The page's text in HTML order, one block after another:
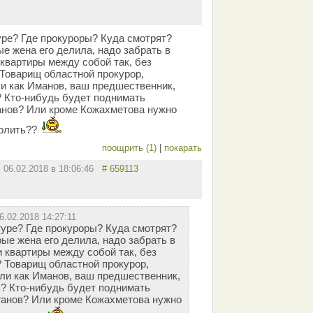
Где прокуроры? Куда смотрят?
жена его делила, надо забрать в
между собой так, без
областной прокурор,
как Иманов, ваш предшественник,
нибудь будет поднимать
Или кроме Кожахметова нужно
поощрить (1) покарать
06.02.2018 в 18:06:46 # 659113
14:27:11
Где прокуроры? Куда смотрят?
жена его делила, надо забрать в
квартиры между собой так, без
областной прокурор,
как Иманов, ваш предшественник,
Кто-нибудь будет поднимать
Или кроме Кожахметова нужно